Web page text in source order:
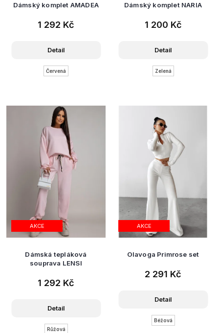
Dámský komplet AMADEA
1 292 Kč
Detail
Červená
Dámský komplet NARIA
1 200 Kč
Detail
Zelená
AKCE
Dámská tepláková
souprava LENSI
1 292 Kč
Detail
Růžová
AKCE
Olavoga Primrose set
2 291 Kč
Detail
Béžová